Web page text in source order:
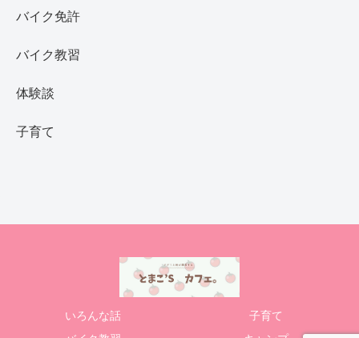
バイク免許
バイク教習
体験談
子育て
いろんな話
子育て